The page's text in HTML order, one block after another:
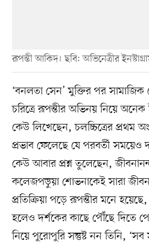
রূপন্তী আকিদ। ছবি: অভিনেত্রীর
‘বনলতা সেন’ মুক্তির পর
চরিত্রে রূপন্তীর অভিনয় নিয়ে
কেউ লিখেছেন, চলচ্চিত্রের প্রথম
প্রভাব ফেলেছে যে পরবর্তী সময়েও
কেউ আবার প্রশ্ন তুলেছেন,
কলেজপড়ুয়া শোভনাকেই সারা
প্রতিক্রিয়া পড়ে রূপন্তীর মনে
হলেও দর্শকের কাছে পৌঁছে দিতে
নিয়ে পুরোপুরি সন্তুষ্ট নন তিনি,